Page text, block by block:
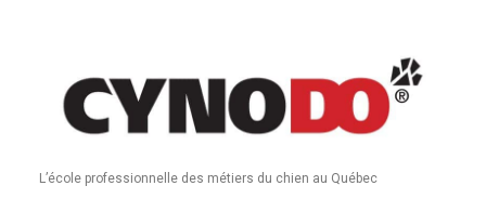
L’école professionnelle des métiers du chien au Québec